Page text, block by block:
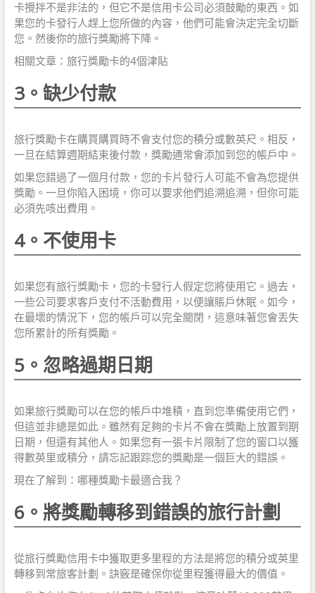
卡攪拌不是非法的，但它不是信用卡公司必須鼓勵的東西。如
果您的卡發行人趕上您所做的內容，他們可能會決定完全切斷
您。然後你的旅行獎勵將下降。
相關文章：旅行獎勵卡的4個津貼
3。缺少付款
旅行獎勵卡在購買購買時不會支付您的積分或數英尺。相反，
一旦在結算週期結束後付款，獎勵通常會添加到您的帳戶中。
如果您錯過了一個月付款，您的卡片發行人可能不會為您提供
獎勵。一旦你陷入困境，你可以要求他們追溯追溯，但你可能
必須先咳出費用。
4。不使用卡
如果您有旅行獎勵卡，您的卡發行人假定您將使用它。過去，
一些公司要求客戶支付不活動費用，以便讓賬戶休眠。如今，
在最壞的情況下，您的帳戶可以完全關閉，這意味著您會丟失
您所累計的所有獎勵。
5。忽略過期日期
如果旅行獎勵可以在您的帳戶中堆積，直到您準備使用它們，
但這並非總是如此。雖然有足夠的卡片不會在獎勵上放置到期
日期，但還有其他人。如果您有一張卡片限制了您的窗口以獲
得數英里或積分，請忘記跟踪您的獎勵是一個巨大的錯誤。
現在了解到：哪種獎勵卡最適合我？
6。將獎勵轉移到錯誤的旅行計劃
從旅行獎勵信用卡中獲取更多里程的方法是將您的積分或英里
轉移到常旅客計劃。訣竅是確保你從里程獲得最大的價值。